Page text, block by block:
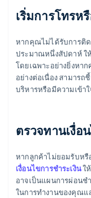
เริ่มการโทรห
หากคุณไม่ได้รับการติ
ประมาณหนึ่งสัปดาห์ ใ
โดยเฉพาะอย่างยิ่งห
อย่างต่อเนื่อง สามารถ
บริหารหรือมีความเข้า
ตรวจทานเงื่อ
หากลูกค้าไม่ยอมรับหรื
เงื่อนไขการชำระเงินใ
อาจเป็นแผนการผ่อน
ในการทำงานของคุณแ